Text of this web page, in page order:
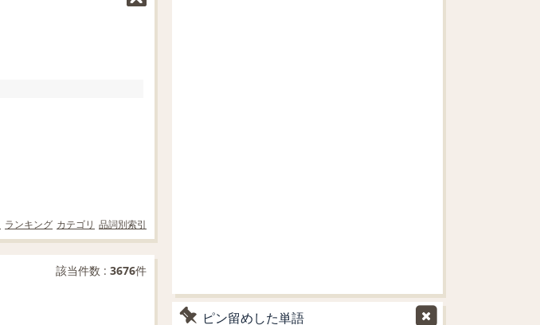
ランキング カテゴリ 品詞別索引
該当件数 : 3676件
ピン留めした単語